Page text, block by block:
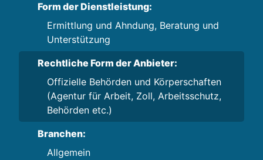
Form der Dienstleistung:
Ermittlung und Ahndung, Beratung und
Unterstützung
Rechtliche Form der Anbieter:
Offizielle Behörden und Körperschaften
(Agentur für Arbeit, Zoll, Arbeitsschutz,
Behörden etc.)
Branchen:
Allgemein